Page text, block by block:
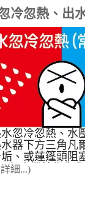
冷忽熱、出
因與解決
忽冷忽熱、水
器下方三角凡
、或蓮篷頭阻
年專業技術與
細...)